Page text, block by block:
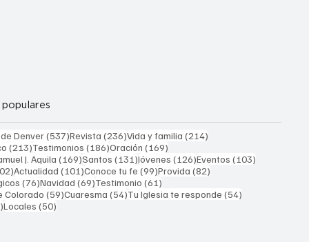
Denver(537)537 entradas
Revista (236)236 entradas
Vida y familia (214)214 entradas
(213)213 entradas
Testimonios (186)186 entradas
Oración (169)169 entradas
J. Aquila (169)169 entradas
Santos (131)131 entradas
Jóvenes (126)126 entradas
Eventos (103)103
102 entradas
Actualidad (101)101 entradas
Conoce tu fe (99)99 entradas
Provida (82)82 entradas
(76)76 entradas
Navidad (69)69 entradas
Testimonio (61)61 entradas
Colorado (59)59 entradas
Cuaresma (54)54 entradas
Tu Iglesia te responde (54)54 entradas
51 entradas
Locales (50)50 entradas